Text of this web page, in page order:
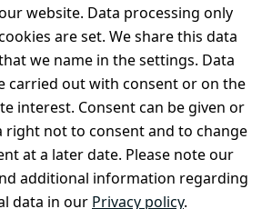
website. Data processing only
are set. We share this data
we name in the settings. Data
carried out with consent or on the
interest. Consent can be given or
right not to consent and to change
at a later date. Please note our
additional information regarding
data in our Privacy policy.